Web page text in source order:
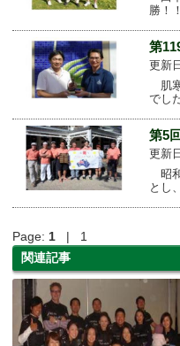
勝！
第
更新
肌
でし
第5
更新
昭
とし
Page: 1 | 1
関連記事